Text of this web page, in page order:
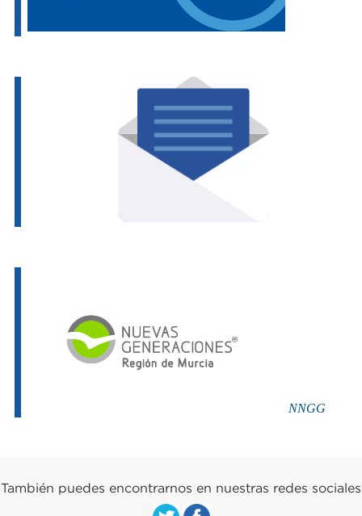
NNGG
También puedes encontrarnos en nuestras redes sociales